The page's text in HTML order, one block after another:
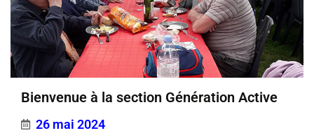
Bienvenue à la section Génération Active
26 mai 2024